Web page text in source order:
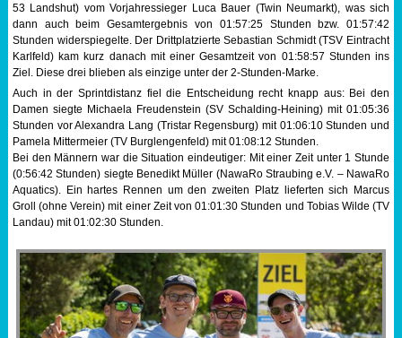
53 Landshut) vom Vorjahressieger Luca Bauer (Twin Neumarkt), was sich
dann auch beim Gesamtergebnis von 01:57:25 Stunden bzw. 01:57:42
Stunden widerspiegelte. Der Drittplatzierte Sebastian Schmidt (TSV Eintracht
Karlfeld) kam kurz danach mit einer Gesamtzeit von 01:58:57 Stunden ins
Ziel. Diese drei blieben als einzige unter der 2-Stunden-Marke.
Auch in der Sprintdistanz fiel die Entscheidung recht knapp aus: Bei den
Damen siegte Michaela Freudenstein (SV Schalding-Heining) mit 01:05:36
Stunden vor Alexandra Lang (Tristar Regensburg) mit 01:06:10 Stunden und
Pamela Mittermeier (TV Burglengenfeld) mit 01:08:12 Stunden.
Bei den Männern war die Situation eindeutiger: Mit einer Zeit unter 1 Stunde
(0:56:42 Stunden) siegte Benedikt Müller (NawaRo Straubing e.V. – NawaRo
Aquatics). Ein hartes Rennen um den zweiten Platz lieferten sich Marcus
Groll (ohne Verein) mit einer Zeit von 01:01:30 Stunden und Tobias Wilde (TV
Landau) mit 01:02:30 Stunden.